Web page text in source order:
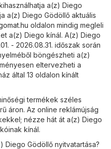
a(z) Diego
a(z) Diego Gödöllő aktuális
oldalon mindig megleli
a(z) Diego kínál. A(z) Diego
- 2026.08.31. időszak során
böngészheti a(z)
eltervezheti a
által 13 oldalon kínált
termékek széles
áron. Az online reklámújság
nézze hát át a(z) Diego
kínál.
Diego Gödöllő nyitvatartása?